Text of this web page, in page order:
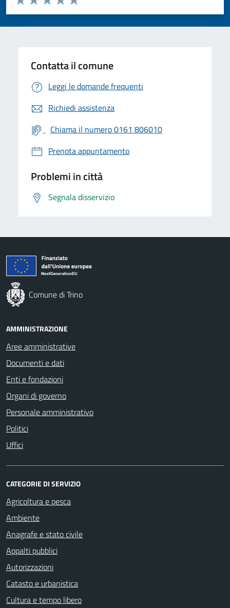
Valuta 5 stelle su 5
Valuta 4 stelle su 5
Valuta 3 stelle su 5
Valuta 2 stelle su 5
Valuta 1 stelle su 5
Contatta il comune
Leggi le domande frequenti
Richiedi assistenza
Chiama il numero 0161 806010
Prenota appuntamento
Problemi in città
Segnala disservizio
Comune di Trino
AMMINISTRAZIONE
Aree amministrative
Documenti e dati
Enti e fondazioni
Organi di governo
Personale amministrativo
Politici
Uffici
CATEGORIE DI SERVIZIO
Agricoltura e pesca
Ambiente
Anagrafe e stato civile
Appalti pubblici
Autorizzazioni
Catasto e urbanistica
Cultura e tempo libero